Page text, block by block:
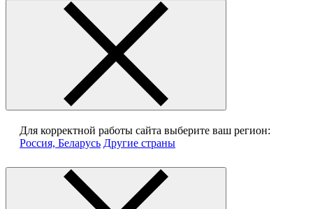
Для корректной работы сайта выберите ваш регион:
Россия, Беларусь Другие страны